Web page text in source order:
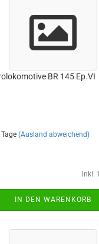
BR 145 Ep.VI
(Ausland abweichend)
inkl.
IN DEN WARENKORB